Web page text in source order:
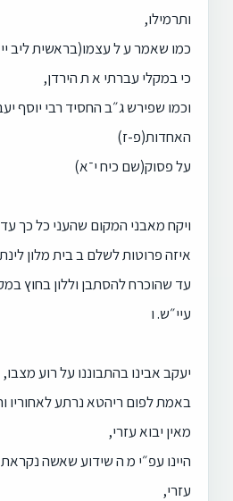
ותרמילו,
כמו שאמר ע ל עצמו(בראשית ליב
כי במקלי עברתי א ת הירדן,
וכמו שפירש ג״ב החסיד רבי יוסף
האחדות(פ-ז)
על פסוק(שם כיח י־א)
ויקח מאבני המקום שהעני כל כך
איזה פרוטות לשלם ב בית מלון
עד שהוכרח להסתבן וללון בחוץ
עיי״ש. ו
יעקב אבינו בהתבוננו על רוע מצבו,
באמת לפום ריהטא נרתע לאחוריו
מאין יבוא עזרי,
היינו עפ״י מ ה שידוע שאשה
עזרי,